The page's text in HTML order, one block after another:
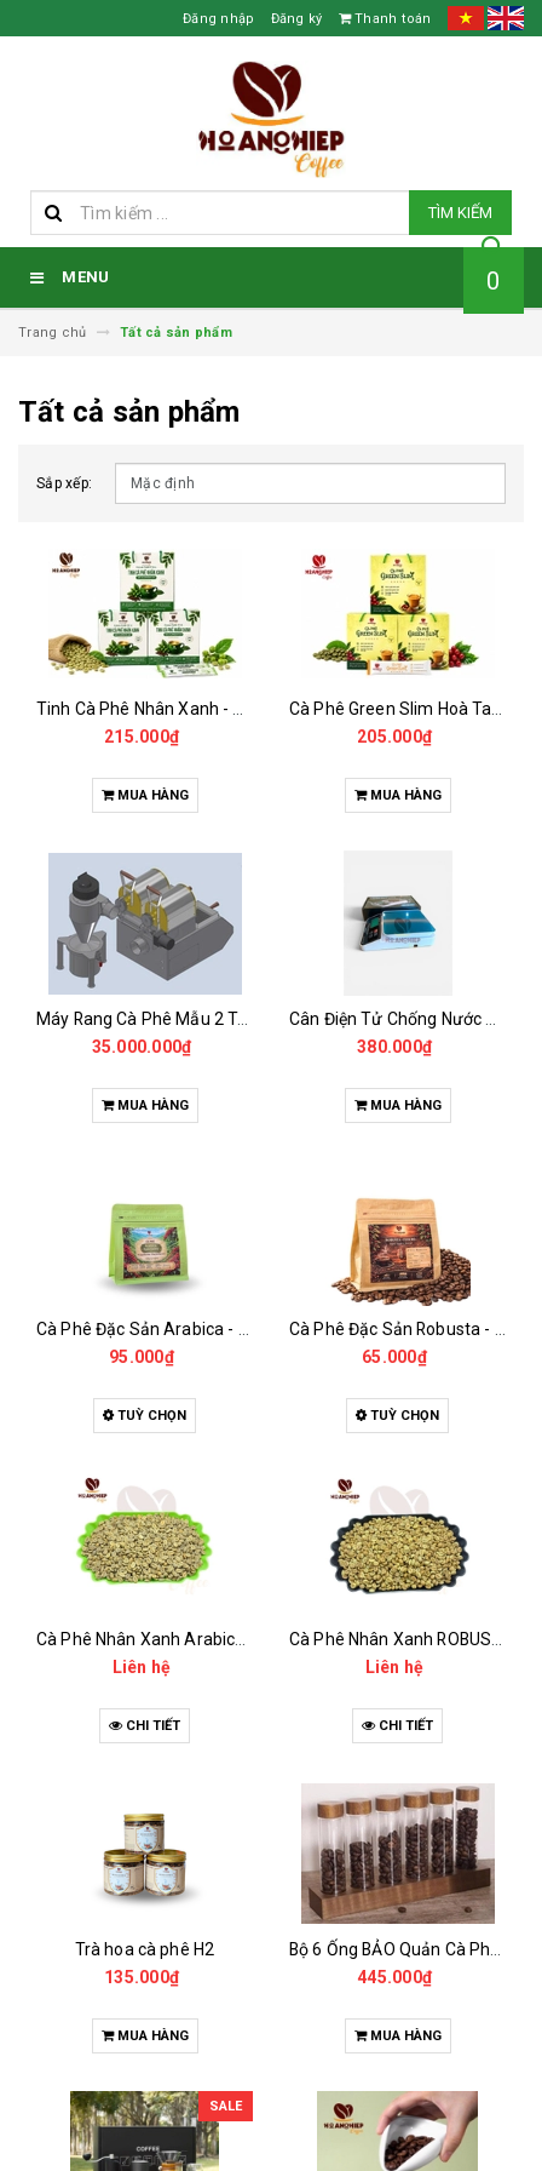
Đăng nhập Đăng ký Thanh toán
TÌM KIẾM
MENU 0
Trang chủ Tất cả sản phẩm
Tất cả sản phẩm
Sắp xếp:
215.000₫
MUA HÀNG
205.000₫
MUA HÀNG
Máy Rang Cà Phê Mẫu 2 Trống Rang (500+500gr)
35.000.000₫
MUA HÀNG
380.000₫
MUA HÀNG
95.000₫
TUỲ CHỌN
65.000₫
TUỲ CHỌN
Liên hệ
CHI TIẾT
Liên hệ
CHI TIẾT
Trà hoa cà phê H2
135.000₫
MUA HÀNG
445.000₫
MUA HÀNG
SALE